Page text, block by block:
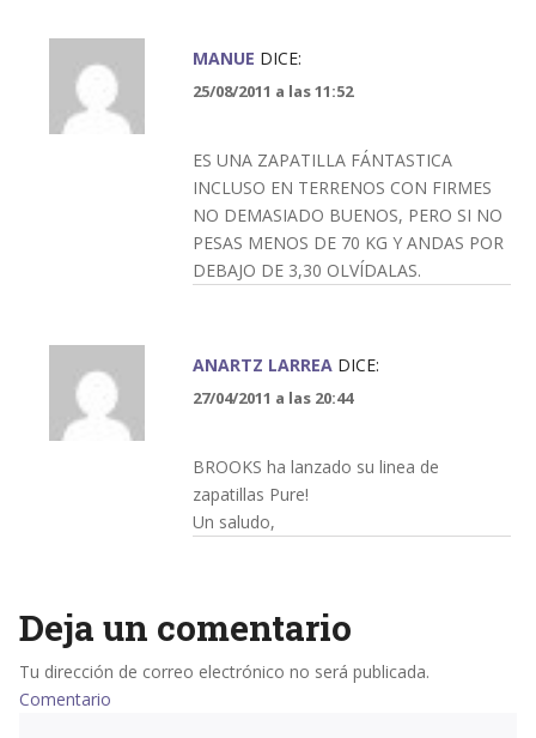
MANUE DICE:
25/08/2011 a las 11:52
ES UNA ZAPATILLA FÁNTASTICA
INCLUSO EN TERRENOS CON FIRMES
NO DEMASIADO BUENOS, PERO SI NO
PESAS MENOS DE 70 KG Y ANDAS POR
DEBAJO DE 3,30 OLVÍDALAS.
ANARTZ LARREA DICE:
27/04/2011 a las 20:44
BROOKS ha lanzado su linea de
zapatillas Pure!
Un saludo,
Deja un comentario
Tu dirección de correo electrónico no será publicada.
Comentario